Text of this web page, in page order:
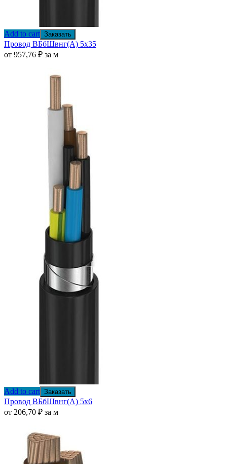
Add to cart Заказать
Провод ВБбШвнг(А) 5х35
от 957,76 ₽ за м
Add to cart Заказать
Провод ВБбШвнг(А) 5х6
от 206,70 ₽ за м